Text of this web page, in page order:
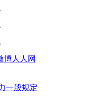
博人人网
一般规定